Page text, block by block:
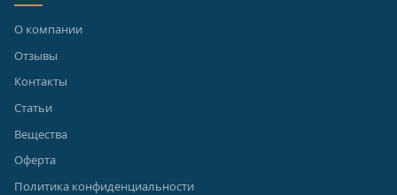
О компании
Отзывы
Контакты
Статьи
Вещества
Оферта
Политика конфиденциальности